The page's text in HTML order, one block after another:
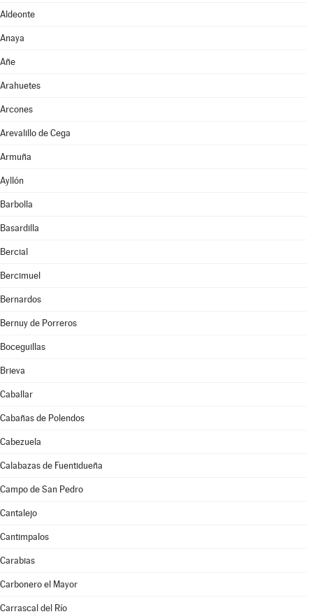
Aldeonte
Anaya
Añe
Arahuetes
Arcones
Arevalillo de Cega
Armuña
Ayllón
Barbolla
Basardilla
Bercial
Bercimuel
Bernardos
Bernuy de Porreros
Boceguillas
Brieva
Caballar
Cabañas de Polendos
Cabezuela
Calabazas de Fuentidueña
Campo de San Pedro
Cantalejo
Cantimpalos
Carabias
Carbonero el Mayor
Carrascal del Río